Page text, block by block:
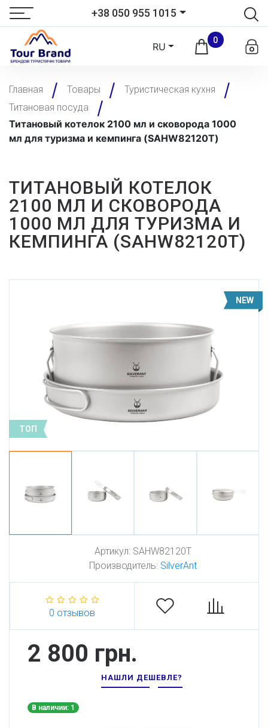
+38 050 955 1015
RU
0
Главная Товары
Туристическая кухня
Титановая посуда
Титановый котелок 2100 мл и сковорода 1000
мл для туризма и кемпинга (SAHW82120T)
ТИТАНОВЫЙ КОТЕЛОК
2100 МЛ И СКОВОРОДА
1000 МЛ ДЛЯ ТУРИЗМА И
КЕМПИНГА (SAHW82120T)
NEW
ТОП
Артикул: SAHW82120T
Производитель: SilverAnt
0 отзывов
2 800 грн.
НАШЛИ ДЕШЕВЛЕ?
В наличии: 1